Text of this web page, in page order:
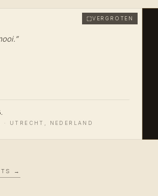
VERGROTEN
”
· UTRECHT, NEDERLAND
→